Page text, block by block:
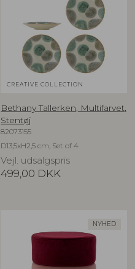
CREATIVE COLLECTION
Bethany Tallerken, Multifarvet,
Stentøj
82073155
D13,5xH2,5 cm, Set of 4
Vejl. udsalgspris
499,00 DKK
NYHED